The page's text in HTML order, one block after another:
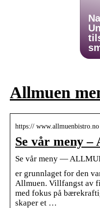
Allmuen
https:// www.allmuenbistro.no
Se vår meny –
Se vår meny —
er grunnlaget for den
Allmuen. Villfangst av
med fokus på
skaper et …